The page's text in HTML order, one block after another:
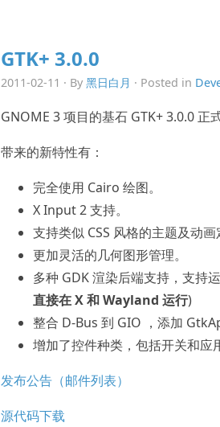
GTK+ 3.0.0
2011-02-11 · By 黑日白月 · Posted in
GNOME 3 项目的基石 GTK+ 3.0.0 正式
带来的新特性有：
完全使用 Cairo 绘图。
X Input 2 支持。
支持类似 CSS 风格的主题及动画
更加灵活的几何图形管理。
多种 GDK 渲染后端支持，支持
直接在 X 和 Wayland 运行)
整合 D-Bus 到 GIO ，添加
增加了控件种类，包括开关和应
发布公告（邮件列表）
源代码下载